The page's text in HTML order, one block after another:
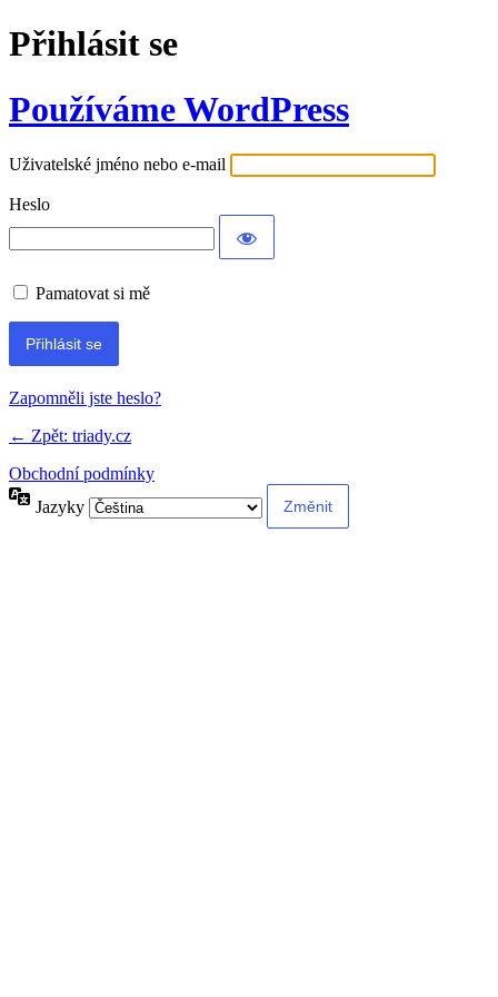
Přihlásit se
Používáme WordPress
Uživatelské jméno nebo e-mail
Heslo
Pamatovat si mě
Zapomněli jste heslo?
← Zpět: triady.cz
Obchodní podmínky
Jazyky